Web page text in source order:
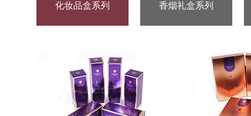
化妆品盒系列 香烟礼盒系列